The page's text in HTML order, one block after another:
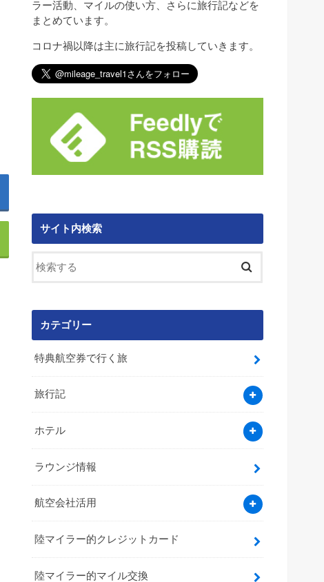
ラー活動、マイルの使い方、さらに旅行記などを
まとめています。
コロナ禍以降は主に旅行記を投稿していきます。
サイト内検索
カテゴリー
特典航空券で行く旅
旅行記
ホテル
ラウンジ情報
航空会社活用
陸マイラー的クレジットカード
陸マイラー的マイル交換